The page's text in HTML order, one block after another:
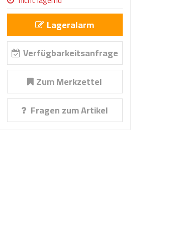
Lageralarm
Verfügbarkeitsanfrage
Zum Merkzettel
Fragen zum Artikel